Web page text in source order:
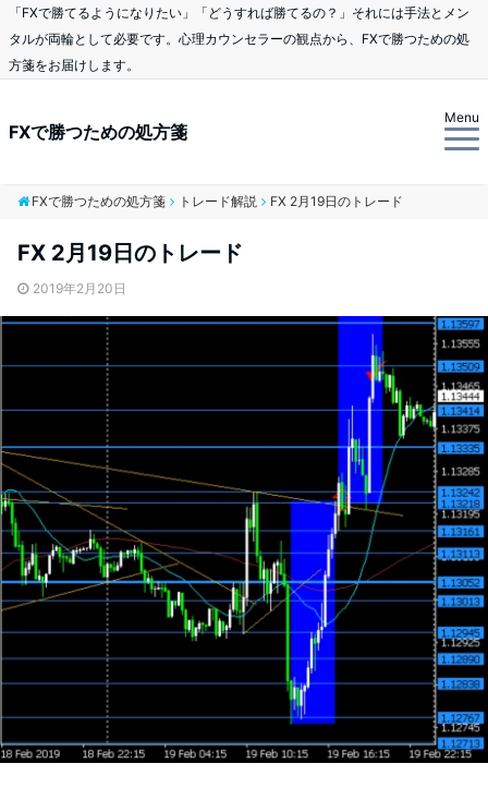
「FXで勝てるようになりたい」「どうすれば勝てるの？」それには手法とメン
タルが両輪として必要です。心理カウンセラーの観点から、FXで勝つための処
方箋をお届けします。
FXで勝つための処方箋
Menu
FXで勝つための処方箋 トレード解説 FX 2月19日のトレード
FX 2月19日のトレード
2019年2月20日